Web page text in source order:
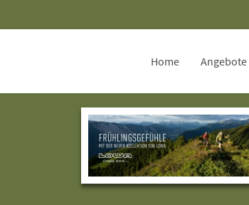
Home Angebote